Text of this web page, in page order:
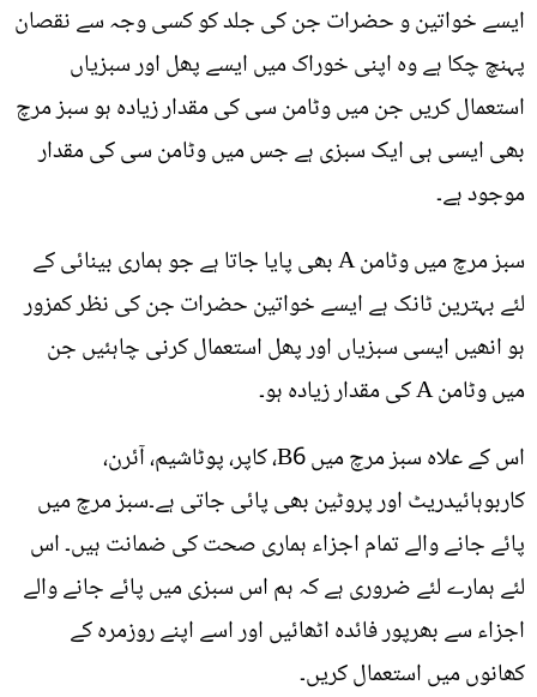
ایسے خواتین و حضرات جن کی جلد کو کسی وجہ سے نقصان
پہنچ چکا ہے وہ اپنی خوراک میں ایسے پھل اور سبزیاں
استعمال کریں جن میں وٹامن سی کی مقدار زیادہ ہو سبز مرچ
بھی ایسی ہی ایک سبزی ہے جس میں وٹامن سی کی مقدار
موجود ہے۔
سبز مرچ میں وٹامن A بھی پایا جاتا ہے جو ہماری بینائی کے
لئے بہترین ٹانک ہے ایسے خواتین حضرات جن کی نظر کمزور
ہو انھیں ایسی سبزیاں اور پھل استعمال کرنی چاہئیں جن
میں وٹامن A کی مقدار زیادہ ہو۔
اس کے علاہ سبز مرچ میں B6، کاپر، پوٹاشیم، آئرن،
کاربوہائیدریٹ اور پروٹین بھی پائی جاتی ہے۔سبز مرچ میں
پائے جانے والے تمام اجزاء ہماری صحت کی ضمانت ہیں۔ اس
لئے ہمارے لئے ضروری ہے کہ ہم اس سبزی میں پائے جانے والے
اجزاء سے بھرپور فائدہ اٹھائیں اور اسے اپنے روزمرہ کے
کھانوں میں استعمال کریں۔